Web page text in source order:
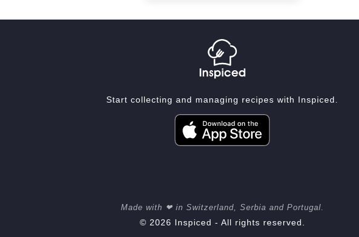
Start collecting and managing recipes with Inspiced.
Made with ❤ in Switzerland, Serbia and Portugal.
© 2026 Inspiced - All rights reserved.